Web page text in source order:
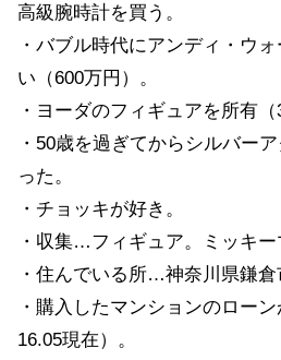
高級腕時計を買う。
・バブル時代にアンディ・ウ
い（600万円）。
・ヨーダのフィギュアを所有（
・50歳を過ぎてからシルバー
った。
・チョッキが好き。
・収集…フィギュア。ミッキー
・住んでいる所…神奈川県鎌倉
・購入したマンションのロー
16.05現在）。